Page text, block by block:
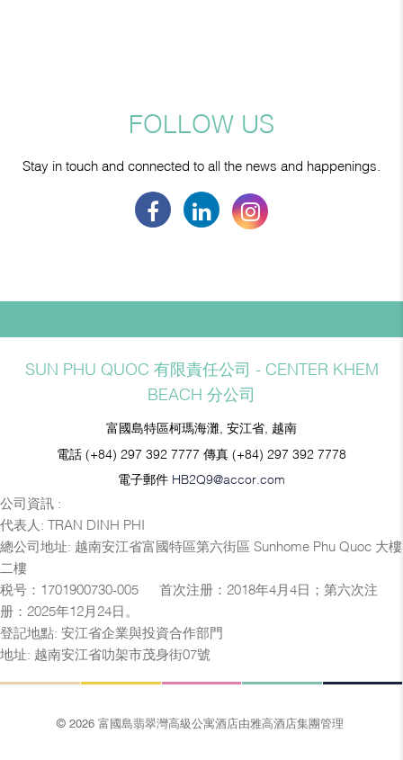
FOLLOW US
Stay in touch and connected to all the news and happenings.
SUN PHU QUOC 有限責任公司 - CENTER KHEM
BEACH 分公司
富國島特區柯瑪海灘, 安江省, 越南
電話 (+84) 297 392 7777 傳真 (+84) 297 392 7778
電子郵件 HB2Q9@accor.com
公司資訊 :
代表人: TRAN DINH PHI
總公司地址: 越南安江省富國特區第六街區 Sunhome Phu Quoc 大樓
二樓
税号：1701900730-005 — 首次注册：2018年4月4日；第六次注
册：2025年12月24日。
登記地點: 安江省企業與投資合作部門
地址: 越南安江省叻架市茂身街07號
© 2026 富國島翡翠灣高級公寓酒店由雅高酒店集團管理